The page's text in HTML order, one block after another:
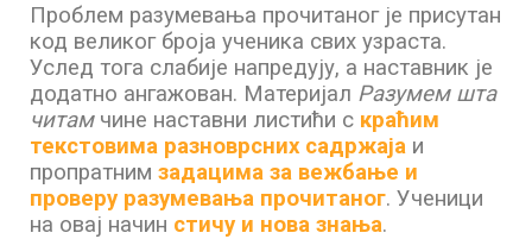
Проблем разумевања прочитаног је присутан
код великог броја ученика свих узраста.
Услед тога слабије напредују, а наставник је
додатно ангажован. Материјал Разумем шта
читам чине наставни листићи с краћим
текстовима разноврсних садржаја и
пропратним задацима за вежбање и
проверу разумевања прочитаног. Ученици
на овај начин стичу и нова знања.